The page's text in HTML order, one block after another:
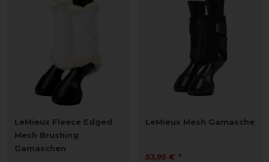
LeMieux Fleece Edged
Mesh Brushing
Gamaschen
LeMieux Mesh Gamasche
53,95 € *